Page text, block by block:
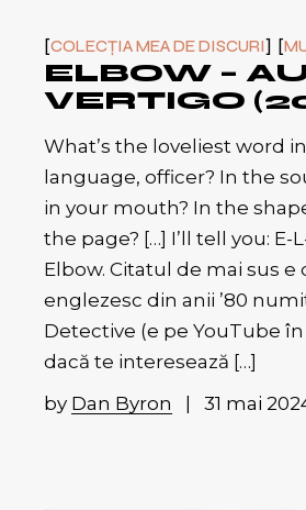
COLECȚIA MEA DE DISCURI
ELBOW –
VERTIGO
What’s the loveliest word
language, officer? In the
in your mouth? In the
the page? […] I’ll tell you: E-
Elbow. Citatul de mai sus e
englezesc din anii ’80
Detective (e pe YouTube
dacă te interesează […]
by Dan Byron 31 mai